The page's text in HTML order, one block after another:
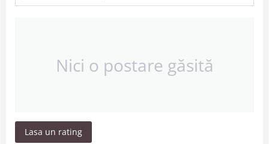
Nici o postare găsită
Lasa un rating